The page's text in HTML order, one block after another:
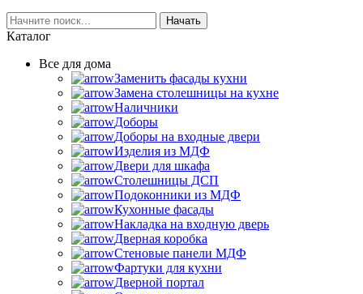
Начать
Каталог
Все для дома
Заменить фасады кухни
Замена столешницы на кухне
Наличники
Доборы
Доборы на входные двери
Изделия из МДФ
Двери для шкафа
Столешницы ДСП
Подоконники из МДФ
Кухонные фасады
Накладка на входную дверь
Дверная коробка
Стеновые панели МДФ
Фартуки для кухни
Дверной портал